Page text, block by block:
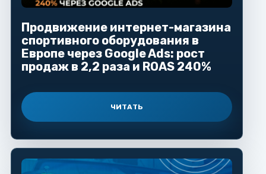
Продвижение интернет-магазина
спортивного оборудования в
Европе через Google Ads: рост
продаж в 2,2 раза и ROAS 240%
ЧИТАТЬ